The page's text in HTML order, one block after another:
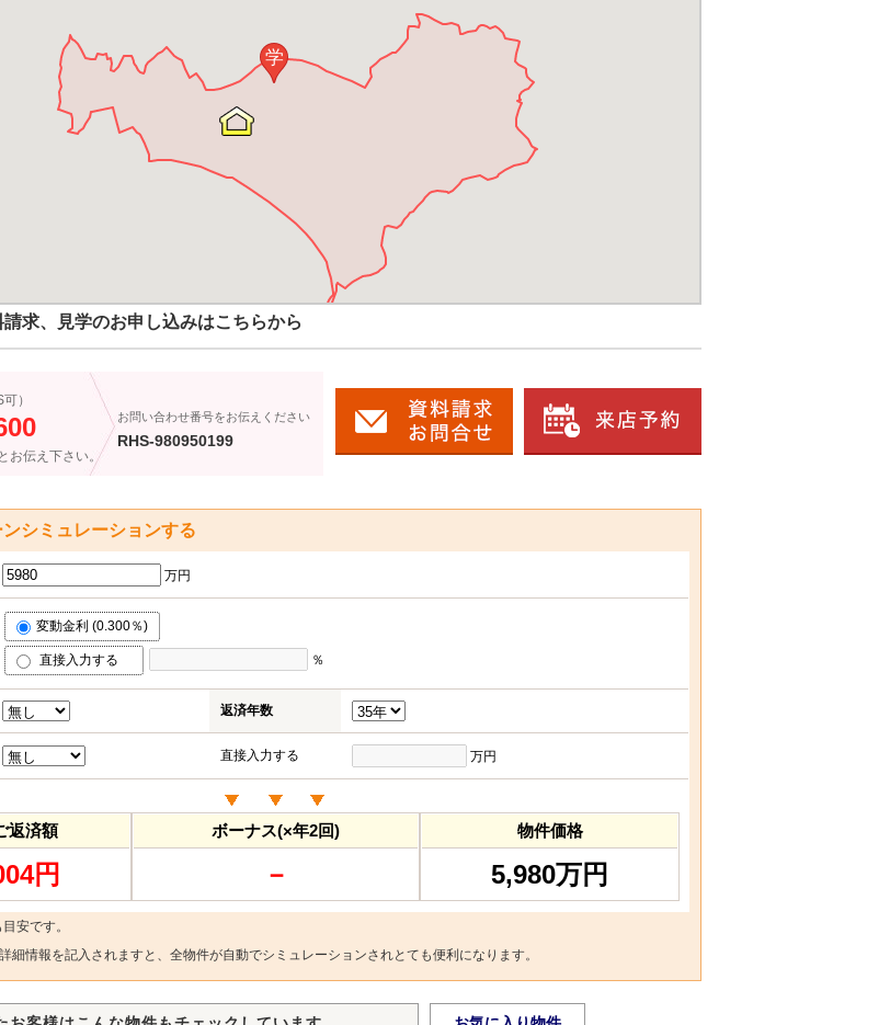
学
求、見学のお申し込みはこちらから
）
とお伝え下さい。
お問い合わせ番号をお伝えください
RHS-980950199
シミュレーションする
万円
変動金利 (0.300％)
直接入力する ％
返済年数
直接入力する 万円
返済額
円
ボーナス(×年2回)
－
物件価格
5,980万円
安です。
細情報を記入されますと、全物件が自動でシミュレーションされとても便利になります。